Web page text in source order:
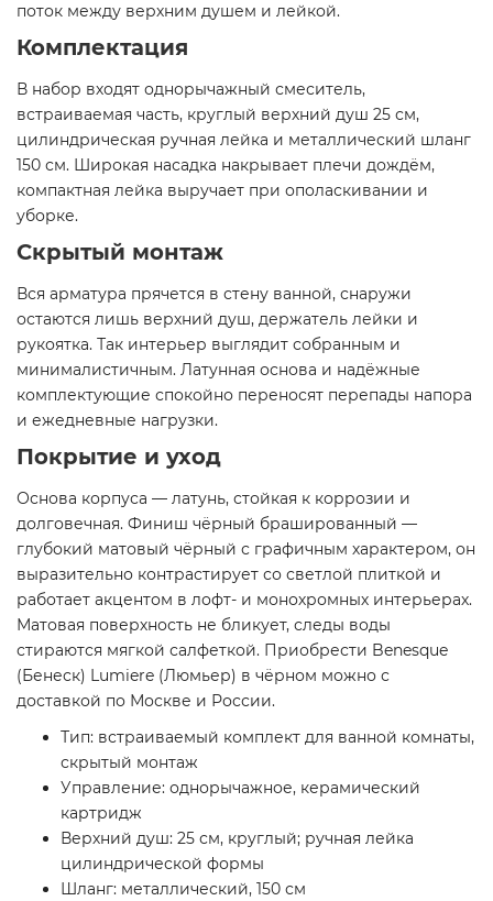
поток между верхним душем и лейкой.
Комплектация
В набор входят однорычажный смеситель,
встраиваемая часть, круглый верхний душ 25 см,
цилиндрическая ручная лейка и металлический шланг
150 см. Широкая насадка накрывает плечи дождём,
компактная лейка выручает при ополаскивании и
уборке.
Скрытый монтаж
Вся арматура прячется в стену ванной, снаружи
остаются лишь верхний душ, держатель лейки и
рукоятка. Так интерьер выглядит собранным и
минималистичным. Латунная основа и надёжные
комплектующие спокойно переносят перепады напора
и ежедневные нагрузки.
Покрытие и уход
Основа корпуса — латунь, стойкая к коррозии и
долговечная. Финиш чёрный брашированный —
глубокий матовый чёрный с графичным характером, он
выразительно контрастирует со светлой плиткой и
работает акцентом в лофт- и монохромных интерьерах.
Матовая поверхность не бликует, следы воды
стираются мягкой салфеткой. Приобрести Benesque
(Бенеск) Lumiere (Люмьер) в чёрном можно с
доставкой по Москве и России.
Тип: встраиваемый комплект для ванной комнаты,
скрытый монтаж
Управление: однорычажное, керамический
картридж
Верхний душ: 25 см, круглый; ручная лейка
цилиндрической формы
Шланг: металлический, 150 см